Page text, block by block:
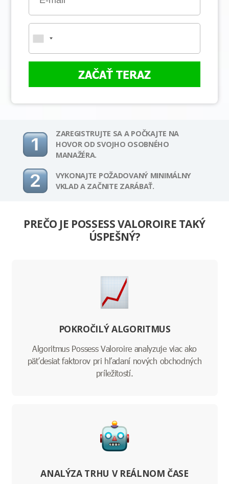
ZAČAŤ TERAZ
ZAREGISTRUJTE SA A POČKAJTE NA
HOVOR OD SVOJHO OSOBNÉHO
MANAŽÉRA.
VYKONAJTE POŽADOVANÝ MINIMÁLNY
VKLAD A ZAČNITE ZARÁBAŤ.
PREČO JE POSSESS VALOROIRE TAKÝ
ÚSPEŠNÝ?
POKROČILÝ ALGORITMUS
Algoritmus Possess Valoroire analyzuje viac ako
päťdesiat faktorov pri hľadaní nových obchodných
príležitostí.
ANALÝZA TRHU V REÁLNOM ČASE